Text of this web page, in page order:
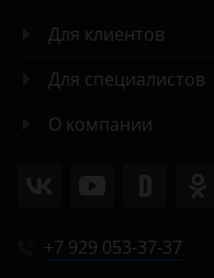
Для клиентов
Для специалистов
О компании
+7 929 053-37-37